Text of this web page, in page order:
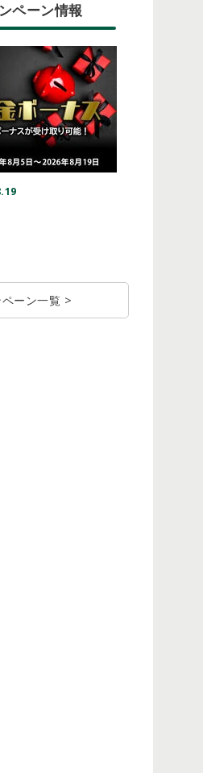
ペーン情報
ーン一覧 >